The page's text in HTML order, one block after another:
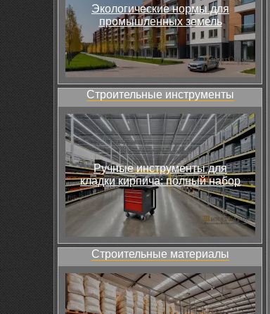
Экологические нормы для
промышленных земель
Строительные инструменты
Ручные инструменты для
кладки кирпича: полный набор
Строительные материалы